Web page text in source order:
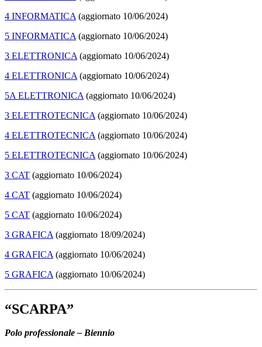
4 INFORMATICA (aggiornato 10/06/2024)
5 INFORMATICA (aggiornato 10/06/2024)
3 ELETTRONICA (aggiornato 10/06/2024)
4 ELETTRONICA (aggiornato 10/06/2024)
5A ELETTRONICA (aggiornato 10/06/2024)
3 ELETTROTECNICA (aggiornato 10/06/2024)
4 ELETTROTECNICA (aggiornato 10/06/2024)
5 ELETTROTECNICA (aggiornato 10/06/2024)
3 CAT (aggiornato 10/06/2024)
4 CAT (aggiornato 10/06/2024)
5 CAT (aggiornato 10/06/2024)
3 GRAFICA (aggiornato 18/09/2024)
4 GRAFICA (aggiornato 10/06/2024)
5 GRAFICA (aggiornato 10/06/2024)
“SCARPA”
Polo professionale – Biennio